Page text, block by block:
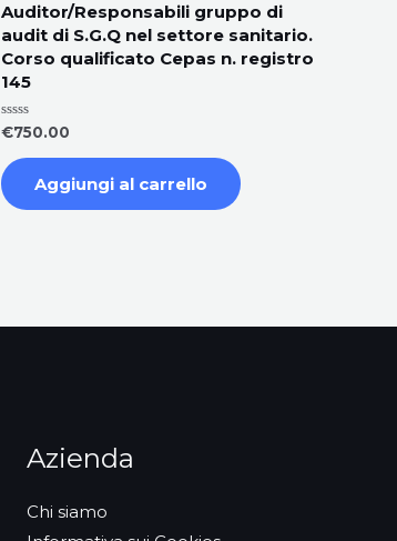
Auditor/Responsabili gruppo di
audit di S.G.Q nel settore sanitario.
Corso qualificato Cepas n. registro
145
Valutato
5
€750.00
Aggiungi al carrello
Azienda
Chi siamo